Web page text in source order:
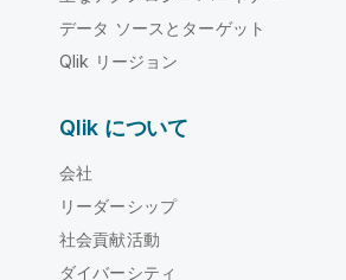
データ ソースとターゲット
Qlik リージョン
Qlik について
会社
リーダーシップ
社会貢献活動
ダイバーシティ